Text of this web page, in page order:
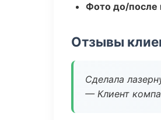
Фото до/после
Отзывы
Сделала
— Клиент